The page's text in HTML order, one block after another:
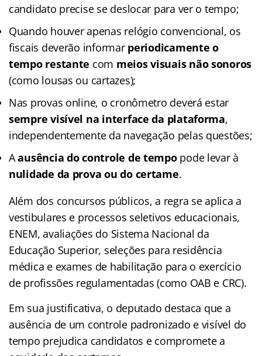
candidato precise se deslocar para ver o tempo;
Quando houver apenas relógio convencional, os
fiscais deverão informar periodicamente o
tempo restante com meios visuais não sonoros
(como lousas ou cartazes);
Nas provas online, o cronômetro deverá estar
sempre visível na interface da plataforma,
independentemente da navegação pelas questões;
Aausência do controle de tempopode levar à
nulidade da prova ou do certame.
Além dos concursos públicos, a regra se aplica a
vestibulares e processos seletivos educacionais,
ENEM, avaliações do Sistema Nacional da
Educação Superior, seleções para residência
médica e exames de habilitação para o exercício
de profissões regulamentadas (como OAB e CRC).
Em sua justificativa, o deputado destaca que a
ausência de um controle padronizado e visível do
tempo prejudica candidatos e compromete a